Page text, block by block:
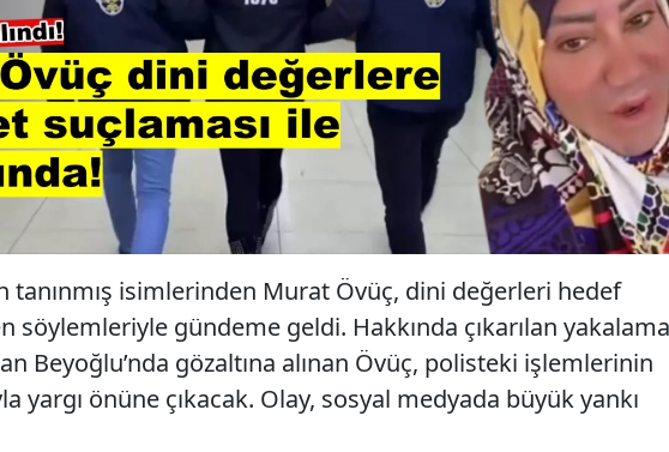
tanınmış isimlerinden Murat Övüç, dini değerleri hedef
söylemleriyle gündeme geldi. Hakkında çıkarılan yakalama
Beyoğlu’nda gözaltına alınan Övüç, polisteki işlemlerinin
yargı önüne çıkacak. Olay, sosyal medyada büyük yankı